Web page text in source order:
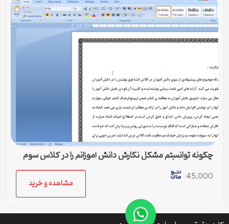
چگونه توانستم مشکل نگارش دانش آموزانم را در کلاس سوم
ابتدایی برطرف کنم
45,000
مشاهده و خرید